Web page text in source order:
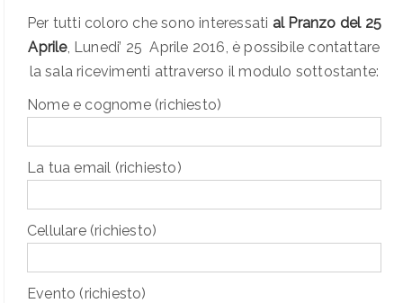
Per tutti coloro che sono interessati al Pranzo del 25
Aprile, Lunedi’ 25 Aprile 2016, è possibile contattare
la sala ricevimenti attraverso il modulo sottostante:
Nome e cognome (richiesto)
La tua email (richiesto)
Cellulare (richiesto)
Evento (richiesto)